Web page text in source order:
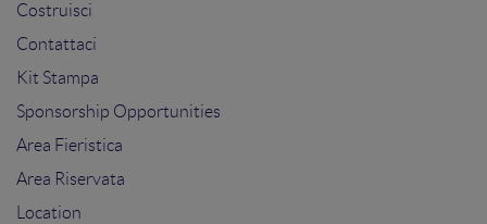
Costruisci
Contattaci
Kit Stampa
Sponsorship Opportunities
Area Fieristica
Area Riservata
Location